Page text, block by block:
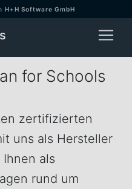
H+H Software GmbH
for Schools
zertifizierten
uns als Hersteller
als
rund um